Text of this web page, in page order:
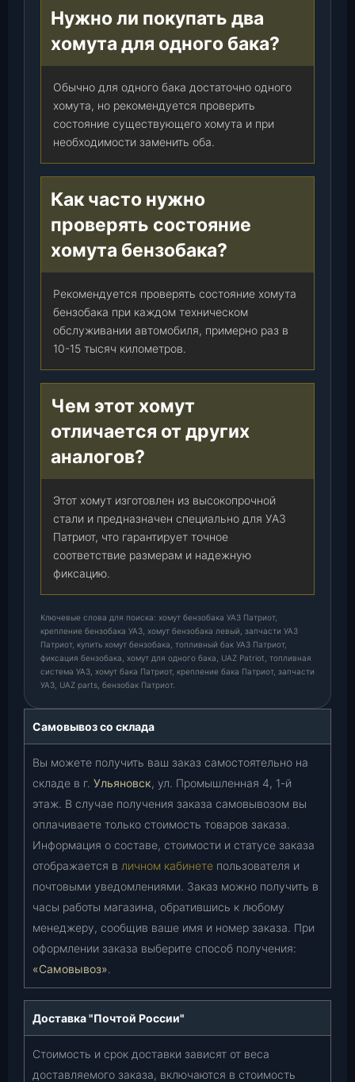
)
1
0
-
Нужно ли покупать два
хомута для одного бака?
Обычно для одного бака достаточно одного
хомута, но рекомендуется проверить
состояние существующего хомута и при
необходимости заменить оба.
Как часто нужно
проверять состояние
хомута бензобака?
Рекомендуется проверять состояние хомута
бензобака при каждом техническом
обслуживании автомобиля, примерно раз в
10-15 тысяч километров.
Чем этот хомут
отличается от других
аналогов?
Этот хомут изготовлен из высокопрочной
стали и предназначен специально для УАЗ
Патриот, что гарантирует точное
соответствие размерам и надежную
фиксацию.
Ключевые слова для поиска: хомут бензобака УАЗ Патриот,
крепление бензобака УАЗ, хомут бензобака левый, запчасти УАЗ
Патриот, купить хомут бензобака, топливный бак УАЗ Патриот,
фиксация бензобака, хомут для одного бака, UAZ Patriot, топливная
система УАЗ, хомут бака Патриот, крепление бака Патриот, запчасти
УАЗ, UAZ parts, бензобак Патриот.
Самовывоз со склада
Вы можете получить ваш заказ самостоятельно на
складе в г. Ульяновск, ул. Промышленная 4, 1-й
этаж. В случае получения заказа самовывозом вы
оплачиваете только стоимость товаров заказа.
Информация о составе, стоимости и статусе заказа
отображается в личном кабинете пользователя и
почтовыми уведомлениями. Заказ можно получить в
часы работы магазина, обратившись к любому
менеджеру, сообщив ваше имя и номер заказа. При
оформлении заказа выберите способ получения:
«Самовывоз».
Доставка "Почтой России"
Стоимость и срок доставки зависят от веса
доставляемого заказа, включаются в стоимость